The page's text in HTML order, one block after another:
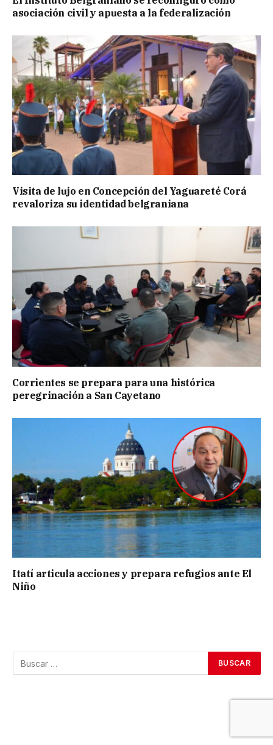
asociación civil y apuesta a la federalización
Visita de lujo en Concepción del Yaguareté Corá
revaloriza su identidad belgraniana
Corrientes se prepara para una histórica
peregrinación a San Cayetano
Itatí articula acciones y prepara refugios ante El
Niño